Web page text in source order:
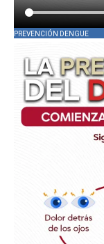
PREVENCIÓN DENGUE